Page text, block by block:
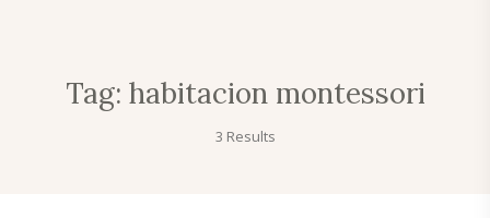
Tag: habitacion montessori
3 Results